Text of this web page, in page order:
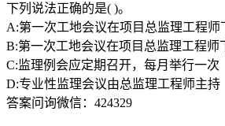
下列说法正确的是( )。
A:第一次工地会议在项目总监理工程
B:第一次工地会议在项目总监理工程师
C:监理例会应定期召开，每月举行一次
D:专业性监理会议由总监理工程师主持
答案问询微信：424329